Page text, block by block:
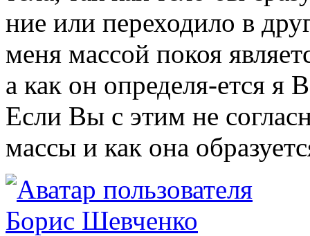
ние или переходило в
меня массой покоя
а как он определя-ется я
Если Вы с этим не
массы и как она
Борис Шевченко